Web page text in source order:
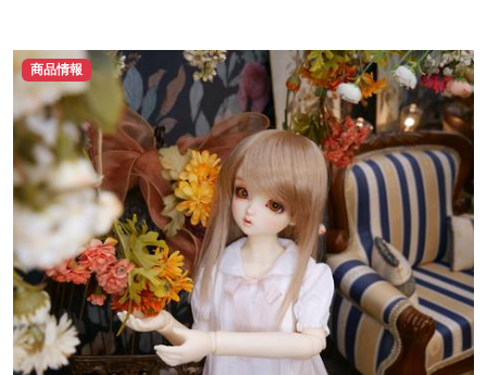
商品情報